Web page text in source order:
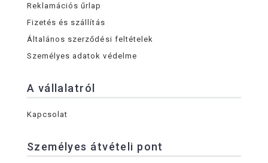
Reklamációs űrlap
Fizetés és szállítás
Általános szerződési feltételek
Személyes adatok védelme
A vállalatról
Kapcsolat
Személyes átvételi pont